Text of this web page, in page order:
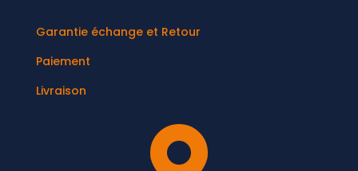
Garantie échange et Retour
Paiement
Livraison